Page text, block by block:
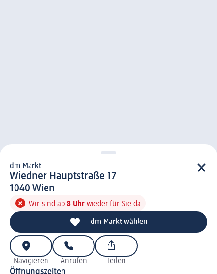
d m Markt
dm Markt
Wiedner Hauptstraße 17
1 0 4 0
1040 Wien
Wir sind ab 8 Uhr wieder für Sie da
dm Markt wählen
Navigieren Anrufen Teilen
Öffnungszeiten